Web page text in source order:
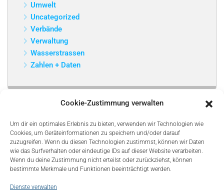
Cookie-Zustimmung verwalten
Um dir ein optimales Erlebnis zu bieten, verwenden wir Technologien wie
Cookies, um Geräteinformationen zu speichern und/oder darauf
zuzugreifen. Wenn du diesen Technologien zustimmst, können wir Daten
wie das Surfverhalten oder eindeutige IDs auf dieser Website verarbeiten.
Wenn du deine Zustimmung nicht erteilst oder zurückziehst, können
bestimmte Merkmale und Funktionen beeinträchtigt werden.
Dienste verwalten
Umwelt
Uncategorized
Verbände
Verwaltung
Wasserstrassen
Zahlen + Daten